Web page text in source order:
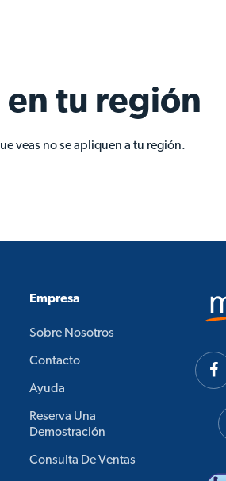
en tu región
veas no se apliquen a tu región.
Empresa
Sobre Nosotros
Contacto
Ayuda
Reserva Una
Demostración
Consulta De Ventas